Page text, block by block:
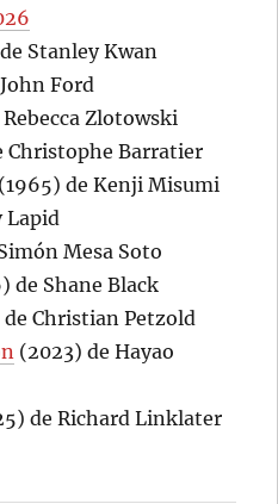
Stanley Kwan
Ford
Zlotowski
Christophe Barratier
(1965) de Kenji Misumi
Lapid
Mesa Soto
de Shane Black
Christian Petzold
(2023) de Hayao
de Richard Linklater